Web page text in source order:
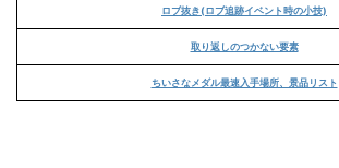
ロブ抜き(ロブ追跡イベント時の小技)
取り返しのつかない要素
ちいさなメダル最速入手場所、景品リスト